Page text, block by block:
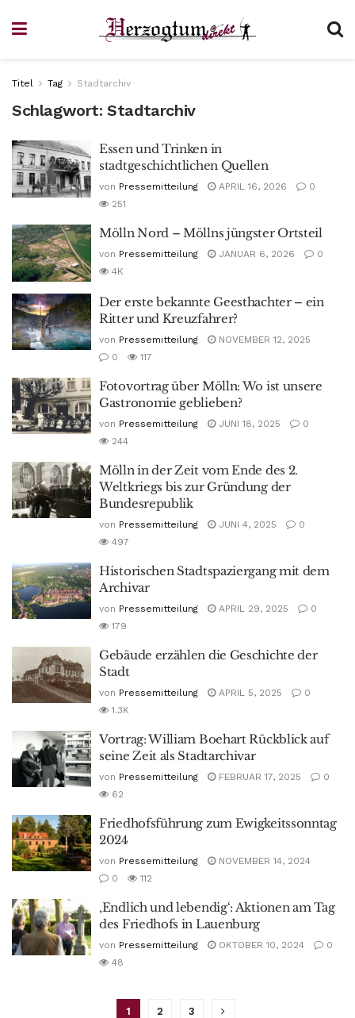
Titel Tag Stadtarchiv
Schlagwort:Stadtarchiv
Essen und Trinken in
stadtgeschichtlichen Quellen
von Pressemitteilung APRIL 16, 2026
0
251
Mölln Nord – Möllns jüngster Ortsteil
von Pressemitteilung JANUAR 6, 2026
0
4K
Der erste bekannte Geesthachter – ein
Ritter und Kreuzfahrer?
von Pressemitteilung
NOVEMBER 12, 2025
0
117
Fotovortrag über Mölln: Wo ist unsere
Gastronomie geblieben?
von Pressemitteilung JUNI 18, 2025
0
244
Mölln in der Zeit vom Ende des 2.
Weltkriegs bis zur Gründung der
Bundesrepublik
von Pressemitteilung JUNI 4, 2025
0
497
Historischen Stadtspaziergang mit dem
Archivar
von Pressemitteilung APRIL 29, 2025
0
179
Gebäude erzählen die Geschichte der
Stadt
von Pressemitteilung APRIL 5, 2025
0
1.3K
Vortrag: William Boehart Rückblick auf
seine Zeit als Stadtarchivar
von Pressemitteilung FEBRUAR 17, 2025
0
62
Friedhofsführung zum Ewigkeitssonntag
2024
von Pressemitteilung
NOVEMBER 14, 2024
0
112
‚Endlich und lebendig‘: Aktionen am Tag
des Friedhofs in Lauenburg
von Pressemitteilung OKTOBER 10, 2024
0
48
1 2 3